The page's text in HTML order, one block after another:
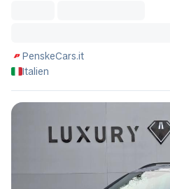
PenskeCars.it
Italien